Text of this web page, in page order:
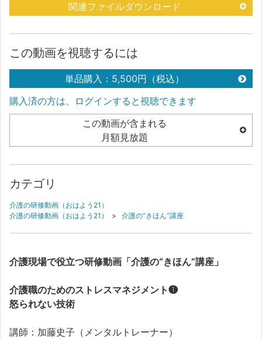
関連ファイルダウンロード
この動画を視聴するには
単品購入：5,500円（税込）
購入済の方は、ログインすると視聴できます
この動画が含まれる
月額見放題
カテゴリ
介護の研修動画（おはよう21）
介護の研修動画（おはよう21）
> 介護の“きほん”講座
介護現場で役立つ研修動画「介護の“きほん”講座」
介護職のためのストレスマネジメント❶
怒られない技術
講師：加藤史子（メンタルトレーナー）